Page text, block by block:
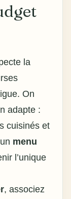
la
On
adapte :
cuisinés et
menu
l’unique
, associez